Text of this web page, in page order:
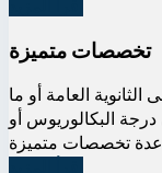
تخصصات متميزة
الثانوية العامة أو ما
البكالوريوس أو
تخصصات متميزة